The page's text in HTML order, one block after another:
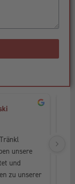
unsere
und
zu unserer